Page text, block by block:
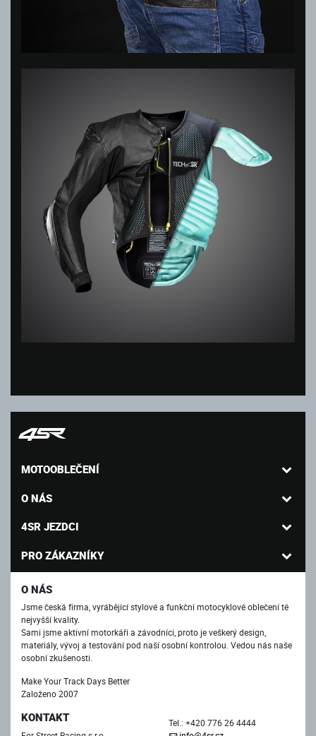
MOTOOBLEČENÍ
O NÁS
4SR JEZDCI
PRO ZÁKAZNÍKY
O NÁS
Jsme česká firma, vyrábějící stylové a funkční motocyklové oblečení té
nejvyšší kvality.
Sami jsme aktivní motorkáři a závodníci, proto je veškerý design,
materiály, vývoj a testování pod naší osobní kontrolou. Vedou nás naše
osobní zkušenosti.
Make Your Track Days Better
Založeno 2007
KONTAKT
Tel.: +420 776 26 4444